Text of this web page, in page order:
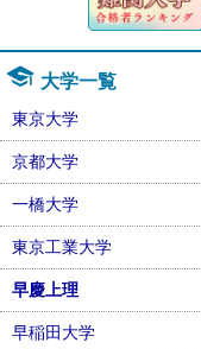
大学一覧
東京大学
京都大学
一橋大学
東京工業大学
早慶上理
早稲田大学